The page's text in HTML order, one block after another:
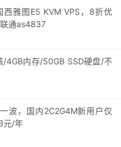
雅图E5 KVM VPS，8折优
通as4837
4GB内存/50GB SSD硬盘/不
波，国内2C2G4M新用户仅
元/年